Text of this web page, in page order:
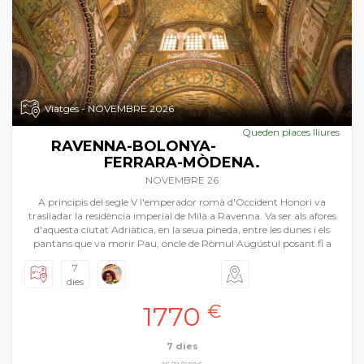
Viatges - NOVEMBRE 2026
Queden places lliures
RAVENNA-BOLONYA-
FERRARA-MÒDENA.
NOVEMBRE 26
A principis del segle V l'emperador romà d'Occident Honori va
traslladar la residència imperial de Milà a Ravenna. Va ser als afores
d'aquesta ciutat Adriàtica, en la seua pineda, entre les dunes i els
pantans que va morir Pau, oncle de Ròmul Augústul posant fi a
a l'Emília i a la Romanya, regions italianes amb una quantitat de
tresors artístics enlluernant. Ravenna i els seus mosaics, Bolonya
torres de maó i arcades elegants revelant una ànima medieval
encara intacta. Però també presumeix de ser la ciutat dels Carracci i
una pròspera escola de pintura renaixentista i per últim Ferrara, la
7
dies
1770 €
7 dies